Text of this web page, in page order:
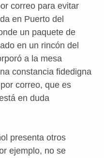
correo para evitar
en Puerto del
un paquete de
en un rincón del
a la mesa
constancia fidedigna
correo, que es
en duda
presenta otros
ejemplo, no se